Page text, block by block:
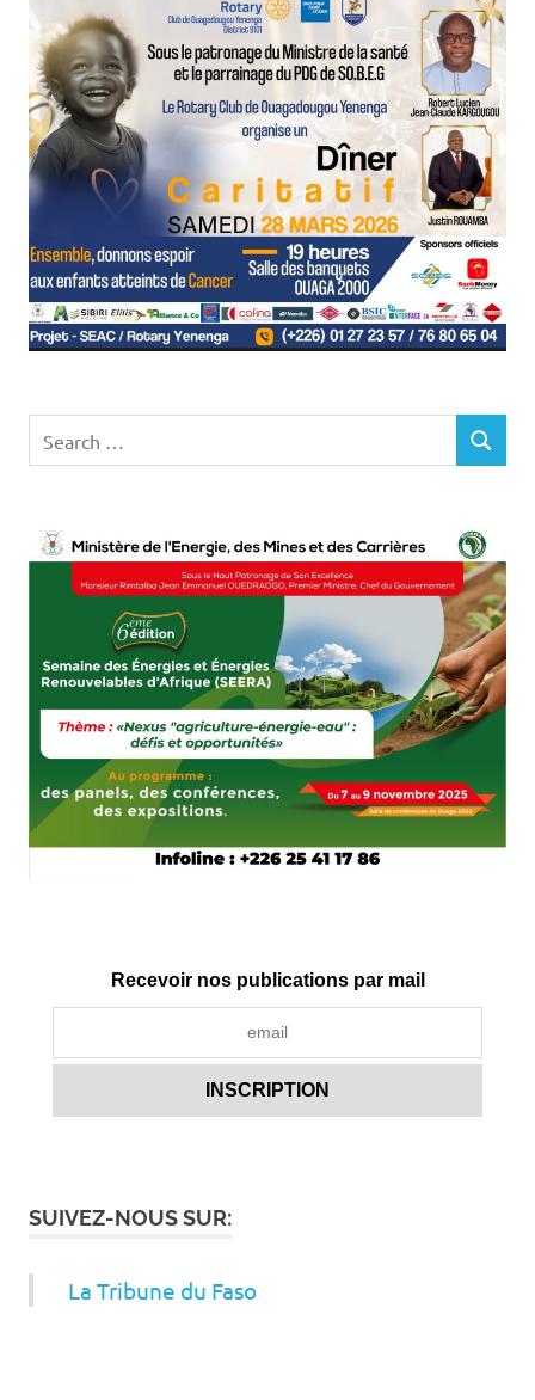
for:
SEARCH
Recevoir nos publications par mail
SUIVEZ-NOUS SUR:
La Tribune du Faso